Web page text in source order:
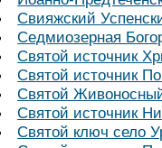
Свияжский
Седмиозерная
Святой источник
Святой источник
Святой
Святой источник
Святой ключ село